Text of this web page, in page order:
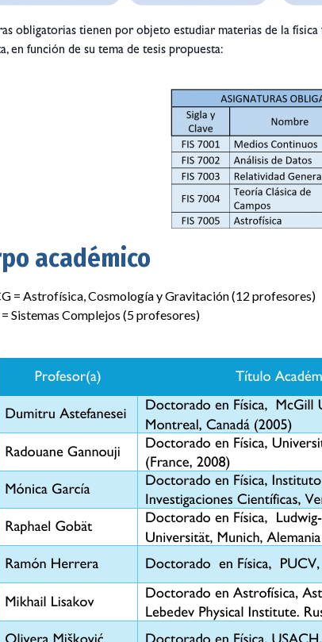
obligatorias tienen por objeto estudiar materias de la
en función de su tema de tesis propuesta:
académico
= Astrofísica, Cosmología y Gravitación (12 profesores)
= Sistemas Complejos (5 profesores)